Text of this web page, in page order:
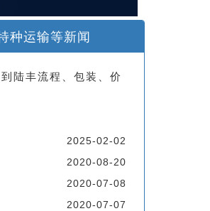
种运输等新闻
陆丰流程、包装、价
2025-02-02
2020-08-20
2020-07-08
2020-07-07